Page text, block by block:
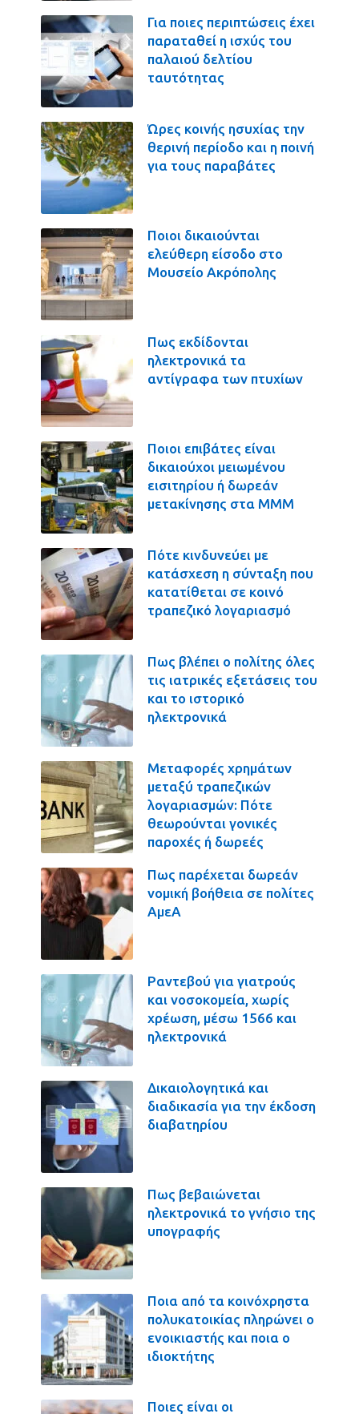
Για ποιες περιπτώσεις έχει
παραταθεί η ισχύς του
παλαιού δελτίου
ταυτότητας
Ώρες κοινής ησυχίας την
θερινή περίοδο και η ποινή
για τους παραβάτες
Ποιοι δικαιούνται
ελεύθερη είσοδο στο
Μουσείο Ακρόπολης
Πως εκδίδονται
ηλεκτρονικά τα
αντίγραφα των πτυχίων
Ποιοι επιβάτες είναι
δικαιούχοι μειωμένου
εισιτηρίου ή δωρεάν
μετακίνησης στα ΜΜΜ
Πότε κινδυνεύει με
κατάσχεση η σύνταξη που
κατατίθεται σε κοινό
τραπεζικό λογαριασμό
Πως βλέπει ο πολίτης όλες
τις ιατρικές εξετάσεις του
και το ιστορικό
ηλεκτρονικά
Μεταφορές χρημάτων
μεταξύ τραπεζικών
λογαριασμών: Πότε
θεωρούνται γονικές
παροχές ή δωρεές
Πως παρέχεται δωρεάν
νομική βοήθεια σε πολίτες
ΑμεΑ
Ραντεβού για γιατρούς
και νοσοκομεία, χωρίς
χρέωση, μέσω 1566 και
ηλεκτρονικά
Δικαιολογητικά και
διαδικασία για την έκδοση
διαβατηρίου
Πως βεβαιώνεται
ηλεκτρονικά το γνήσιο της
υπογραφής
Ποια από τα κοινόχρηστα
πολυκατοικίας πληρώνει ο
ενοικιαστής και ποια ο
ιδιοκτήτης
Ποιες είναι οι